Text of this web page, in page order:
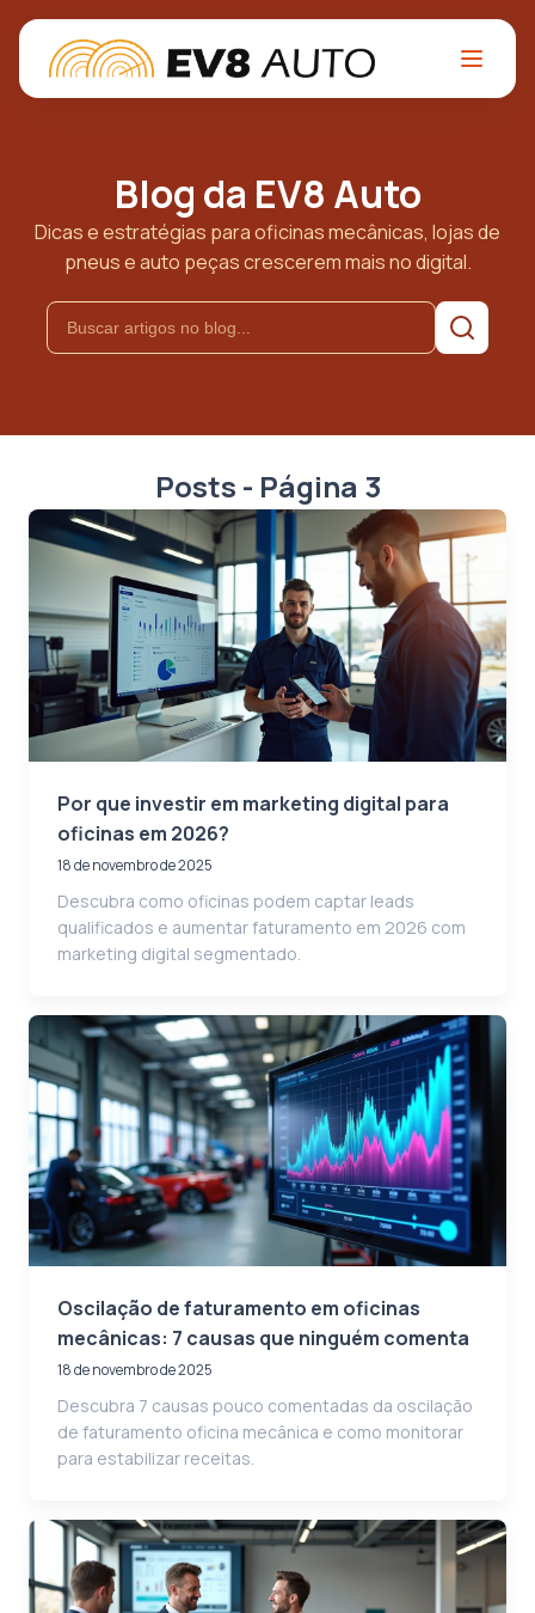
Blog da EV8 Auto
Dicas e estratégias para oficinas mecânicas, lojas de
pneus e auto peças crescerem mais no digital.
Posts - Página 3
Por que investir em marketing digital para
oficinas em 2026?
18 de novembro de 2025
Descubra como oficinas podem captar leads
qualificados e aumentar faturamento em 2026 com
marketing digital segmentado.
Oscilação de faturamento em oficinas
mecânicas: 7 causas que ninguém comenta
18 de novembro de 2025
Descubra 7 causas pouco comentadas da oscilação
de faturamento oficina mecânica e como monitorar
para estabilizar receitas.